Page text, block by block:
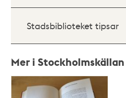
Stadsbiblioteket tipsar
Mer i Stockholmskällan
Relaterade
poster